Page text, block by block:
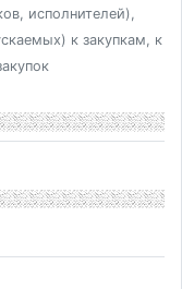
исполнителей),
к закупкам, к